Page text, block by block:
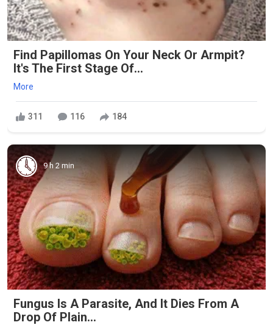
Find Papillomas On Your Neck Or Armpit?
It's The First Stage Of...
More
311 116 184
9 h 2 min
Fungus Is A Parasite, And It Dies From A
Drop Of Plain...